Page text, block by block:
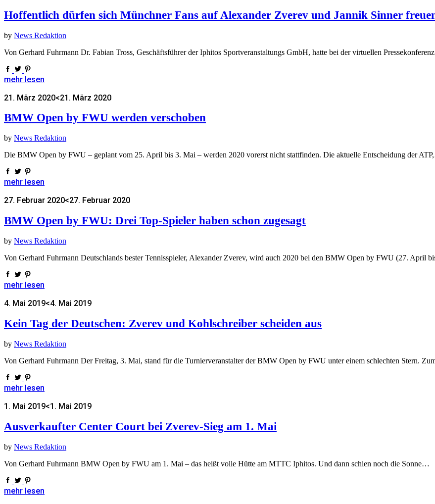
Hoffentlich dürfen sich Münchner Fans auf Alexander Zverev und Jannik Sinner
by News Redaktion
Von Gerhard Fuhrmann Dr. Fabian Tross, Geschäftsführer der Iphitos Sportveranstaltungs GmbH, hatte bei der virtuellen
mehr lesen
21. März 2020<21. März 2020
BMW Open by FWU werden verschoben
by News Redaktion
Die BMW Open by FWU – geplant vom 25. April bis 3. Mai – werden 2020 vorerst nicht stattfinden. Die aktuelle Entscheidung der
mehr lesen
27. Februar 2020<27. Februar 2020
BMW Open by FWU: Drei Top-Spieler haben schon zugesagt
by News Redaktion
Von Gerhard Fuhrmann Deutschlands bester Tennisspieler, Alexander Zverev, wird auch 2020 bei den BMW Open by FWU (27. April
mehr lesen
4. Mai 2019<4. Mai 2019
Kein Tag der Deutschen: Zverev und Kohlschreiber scheiden aus
by News Redaktion
Von Gerhard Fuhrmann Der Freitag, 3. Mai, stand für die Turnierveranstalter der BMW Open by FWU unter einem schlechten Stern.
mehr lesen
1. Mai 2019<1. Mai 2019
Ausverkaufter Center Court bei Zverev-Sieg am 1. Mai
by News Redaktion
Von Gerhard Fuhrmann BMW Open by FWU am 1. Mai – das heißt volle Hütte am MTTC Iphitos. Und dann schien noch die Sonne…
mehr lesen